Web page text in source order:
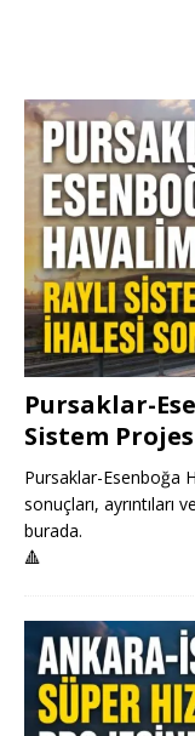
Pursaklar-
Sistem
Pursaklar-Esenboğa
sonuçları, ayrıntıları
burada.
🔺